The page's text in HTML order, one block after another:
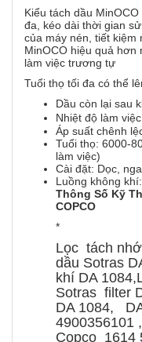
Kiểu tách dầu
đa, kéo dài thời gian
của máy nén, tiết kiệm
MinOCO hiệu quả hơn
làm việc trương tự
Tuổi thọ tối đa có thể
Dầu còn lại sau
Nhiệt độ làm
Áp suất chênh
Tuổi thọ: 6000-
làm việc)
Cài đặt: Dọc,
Luồng không
Thông Số Kỹ
COPCO
*
Lọc tách
dầu Sotras
khí DA
Sotras filter
DA 1084,
4900356101
Copco 1614